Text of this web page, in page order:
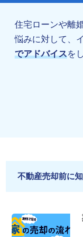
住宅ローンや離
悩みに対して、
でアドバイスを
不動産売却前に